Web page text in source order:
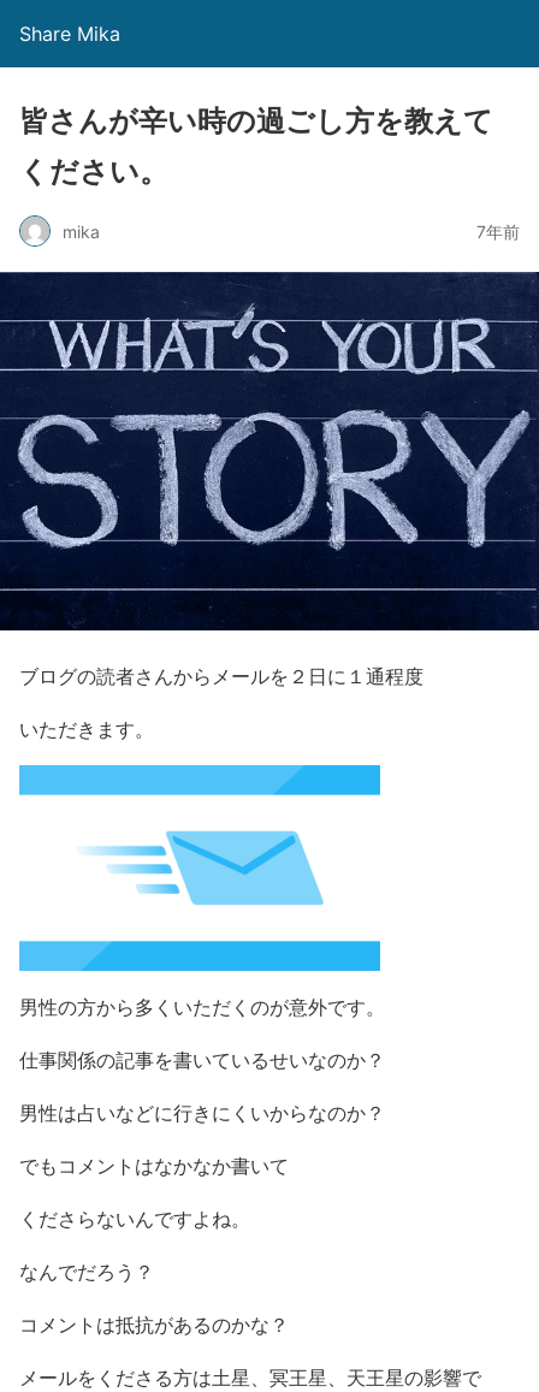
Share Mika
皆さんが辛い時の過ごし方を教えて
ください。
mika 7年前
ブログの読者さんからメールを２日に１通程度
いただきます。
男性の方から多くいただくのが意外です。
仕事関係の記事を書いているせいなのか？
男性は占いなどに行きにくいからなのか？
でもコメントはなかなか書いて
くださらないんですよね。
なんでだろう？
コメントは抵抗があるのかな？
メールをくださる方は土星、冥王星、天王星の影響で